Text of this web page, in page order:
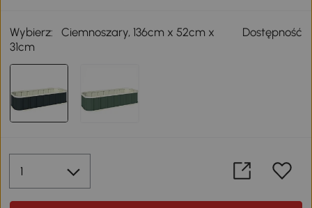
Wybierz:
Ciemnoszary, 136cm x 52cm x
31cm
Dostępność